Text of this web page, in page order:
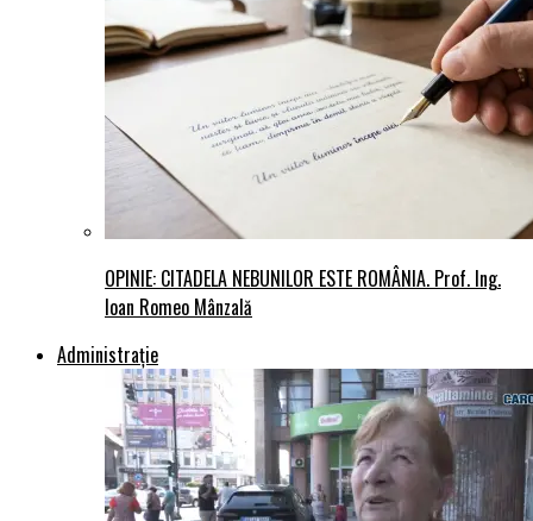
OPINIE: CITADELA NEBUNILOR ESTE ROMÂNIA. Prof. Ing.
Ioan Romeo Mânzală
Administraţie